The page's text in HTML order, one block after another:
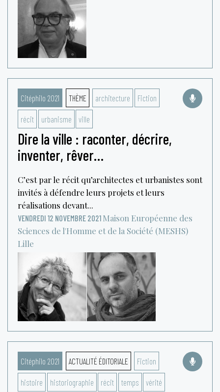
Citéphilo 2021 THÈME architecture Fiction
récit urbanisme ville
Dire la ville : raconter, décrire,
inventer, rêver…
C’est par le récit qu’architectes et urbanistes sont
invités à défendre leurs projets et leurs
réalisations devant...
VENDREDI 12 NOVEMBRE 2021 Maison Européenne des
Sciences de l'Homme et de la Société (MESHS)
Lille
Citéphilo 2021 ACTUALITÉ ÉDITORIALE Fiction
histoire historiographie récit temps vérité